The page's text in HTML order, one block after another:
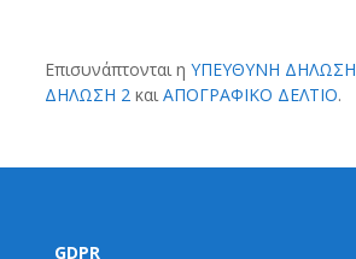
Επισυνάπτονται η ΥΠΕΥΘΥΝΗ ΔΗΛΩΣΗ
ΔΗΛΩΣΗ 2 και ΑΠΟΓΡΑΦΙΚΟ ΔΕΛΤΙΟ.
GDPR